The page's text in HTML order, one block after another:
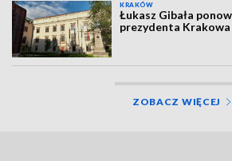
KRAKÓW
Łukasz Gibała
prezydenta Krakowa
ZOBACZ WIĘCEJ